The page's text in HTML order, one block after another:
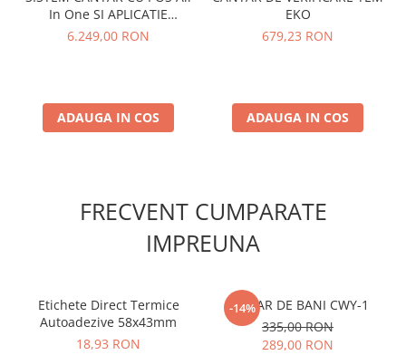
In One SI APLICATIE
ETICHETARE
6.249,00 RON
ADAUGA IN COS
EKO
679,23 RON
ADAUGA IN COS
FRECVENT CUMPARATE
IMPREUNA
Etichete Direct Termice
Autoadezive 58x43mm
18,93 RON
-14%
SERTAR DE BANI CWY-1
335,00 RON
289,00 RON